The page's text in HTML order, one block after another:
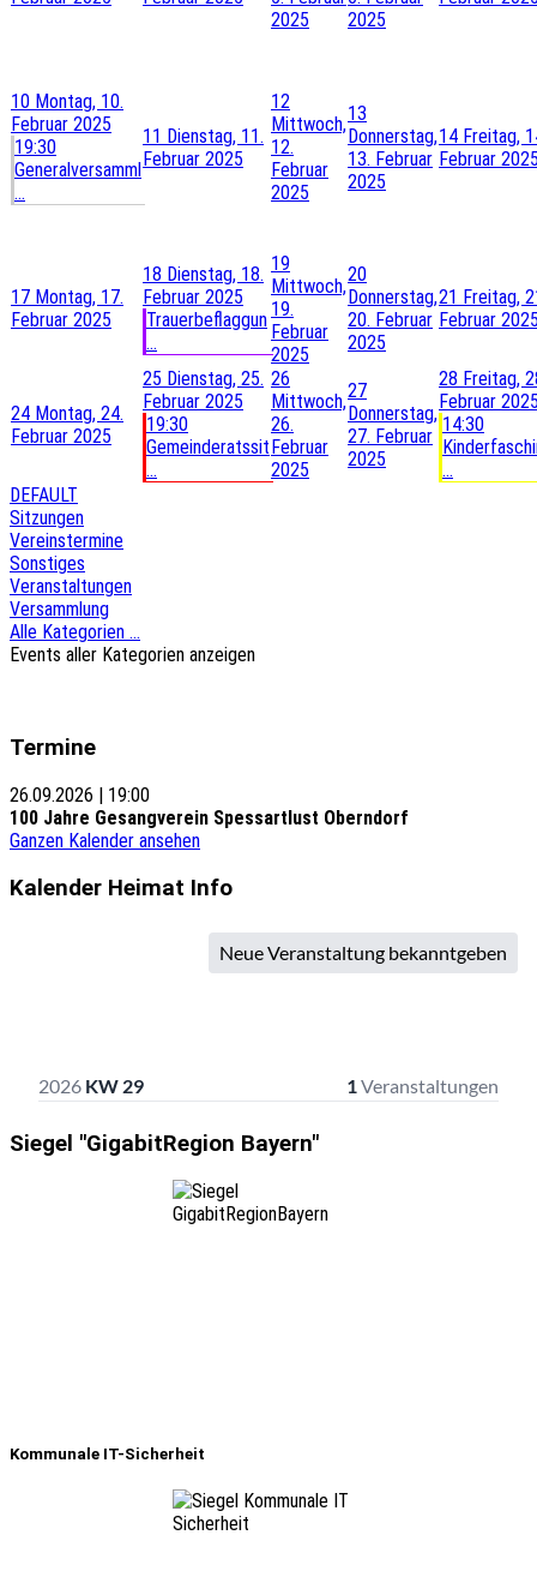
2025
2025
10 Montag, 10.
Februar 2025
19:30
Generalversamml
...
11 Dienstag, 11.
Februar 2025
12
Mittwoch,
12.
Februar
2025
13
Donnerstag,
13. Februar
2025
14 Freitag,
Februar
17 Montag, 17.
Februar 2025
18 Dienstag, 18.
Februar 2025
Trauerbeflaggun
...
19
Mittwoch,
19.
Februar
2025
20
Donnerstag,
20. Februar
2025
21 Freitag,
Februar
24 Montag, 24.
Februar 2025
25 Dienstag, 25.
Februar 2025
19:30
Gemeinderatssit
...
26
Mittwoch,
26.
Februar
2025
27
Donnerstag,
27. Februar
2025
28 Freitag,
Februar
14:30
...
DEFAULT
Sitzungen
Vereinstermine
Sonstiges
Veranstaltungen
Versammlung
Alle Kategorien ...
Events aller Kategorien anzeigen
Termine
26.09.2026 | 19:00
100 Jahre Gesangverein Spessartlust Oberndorf
Ganzen Kalender ansehen
Kalender Heimat Info
Siegel "GigabitRegion Bayern"
Kommunale IT-Sicherheit